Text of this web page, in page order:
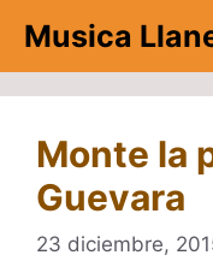
contenido
Musica
Monte la
Guevara
23 diciembre,